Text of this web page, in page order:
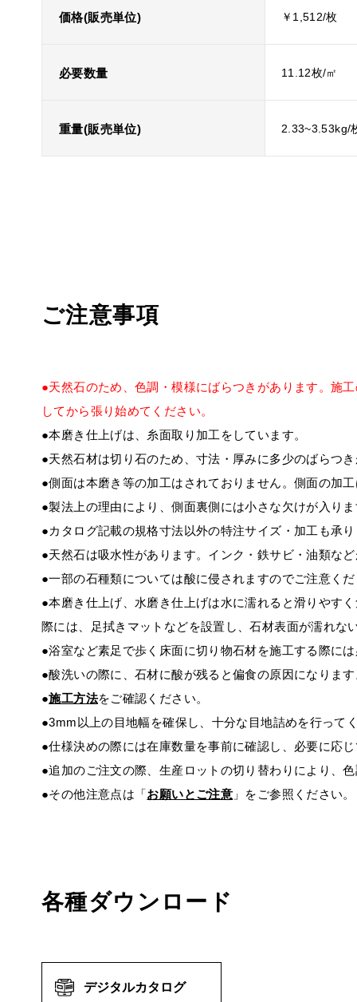
価格(販売単位) ￥1,512/枚
必要数量 11.12枚/㎡
重量(販売単位) 2.33~3.53kg/
ご注意事項
●天然石のため、色調・模様にばらつきがあります。施
してから張り始めてください。
●本磨き仕上げは、糸面取り加工をしています。
●天然石材は切り石のため、寸法・厚みに多少のばらつ
●側面は本磨き等の加工はされておりません。側面の加
●製法上の理由により、側面裏側には小さな欠けが入り
●カタログ記載の規格寸法以外の特注サイズ・加工も承
●天然石は吸水性があります。インク・鉄サビ・油類な
●一部の石種類については酸に侵されますのでご注意く
●本磨き仕上げ、水磨き仕上げは水に濡れると滑りやす
際には、足拭きマットなどを設置し、石材表面が濡れな
●浴室など素足で歩く床面に切り物石材を施工する際に
●酸洗いの際に、石材に酸が残ると偏食の原因になりま
●施工方法をご確認ください。
●3mm以上の目地幅を確保し、十分な目地詰めを行って
●仕様決めの際には在庫数量を事前に確認し、必要に応
●追加のご注文の際、生産ロットの切り替わりにより、
●その他注意点は「お願いとご注意 」をご参照ください。
各種ダウンロード
デジタルカタログ